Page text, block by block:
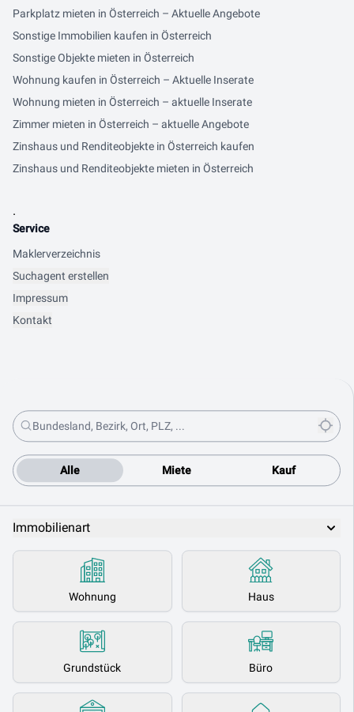
Alle Miete Kauf
Immobilienart
Wohnung Haus
Grundstück Büro
Parkplatz mieten in Österreich – Aktuelle Angebote
Sonstige Immobilien kaufen in Österreich
Sonstige Objekte mieten in Österreich
Wohnung kaufen in Österreich – Aktuelle Inserate
Wohnung mieten in Österreich – aktuelle Inserate
Zimmer mieten in Österreich – aktuelle Angebote
Zinshaus und Renditeobjekte in Österreich kaufen
Zinshaus und Renditeobjekte mieten in Österreich
.
Service
Maklerverzeichnis
Suchagent erstellen
Impressum
Kontakt